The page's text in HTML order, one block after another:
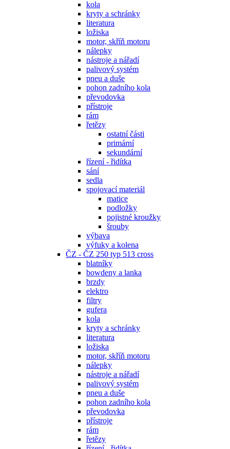
kola
kryty a schránky
literatura
ložiska
motor, skříň motoru
nálepky
nástroje a nářadí
palivový systém
pneu a duše
pohon zadního kola
převodovka
přístroje
rám
řetězy
ostatní části
primární
sekundární
řízení - řidítka
sání
sedla
spojovací materiál
matice
podložky
pojistné kroužky
šrouby
výbava
výfuky a kolena
ČZ - ČZ 250 typ 513 cross
blatníky
bowdeny a lanka
brzdy
elektro
filtry
gufera
kola
kryty a schránky
literatura
ložiska
motor, skříň motoru
nálepky
nástroje a nářadí
palivový systém
pneu a duše
pohon zadního kola
převodovka
přístroje
rám
řetězy